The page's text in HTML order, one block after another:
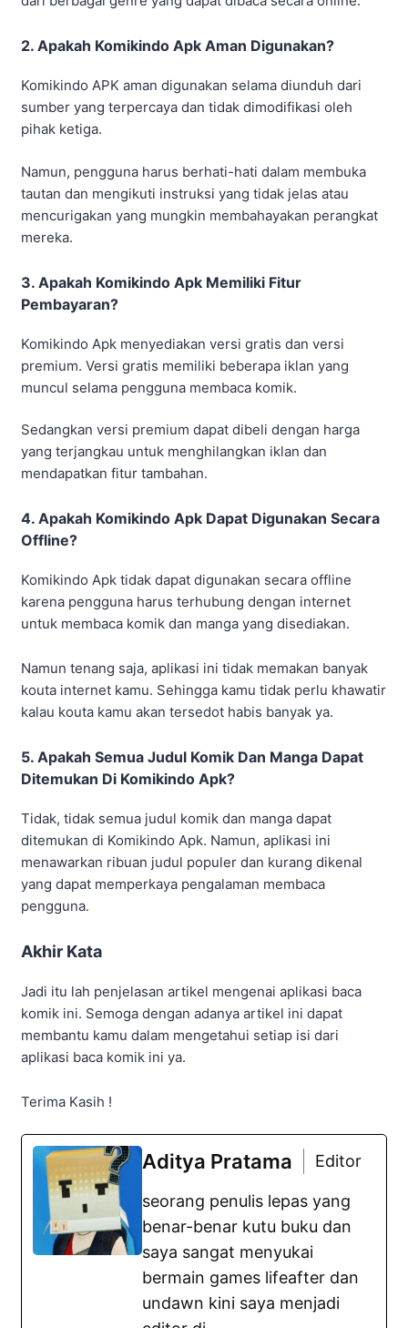
2. Apakah Komikindo Apk Aman Digunakan?
Komikindo APK aman digunakan selama diunduh dari
sumber yang terpercaya dan tidak dimodifikasi oleh
pihak ketiga.
Namun, pengguna harus berhati-hati dalam membuka
tautan dan mengikuti instruksi yang tidak jelas atau
mencurigakan yang mungkin membahayakan perangkat
mereka.
3. Apakah Komikindo Apk Memiliki Fitur
Pembayaran?
Komikindo Apk menyediakan versi gratis dan versi
premium. Versi gratis memiliki beberapa iklan yang
muncul selama pengguna membaca komik.
Sedangkan versi premium dapat dibeli dengan harga
yang terjangkau untuk menghilangkan iklan dan
mendapatkan fitur tambahan.
4. Apakah Komikindo Apk Dapat Digunakan Secara
Offline?
Komikindo Apk tidak dapat digunakan secara offline
karena pengguna harus terhubung dengan internet
untuk membaca komik dan manga yang disediakan.
Namun tenang saja, aplikasi ini tidak memakan banyak
kouta internet kamu. Sehingga kamu tidak perlu khawatir
kalau kouta kamu akan tersedot habis banyak ya.
5. Apakah Semua Judul Komik Dan Manga Dapat
Ditemukan Di Komikindo Apk?
Tidak, tidak semua judul komik dan manga dapat
ditemukan di Komikindo Apk. Namun, aplikasi ini
menawarkan ribuan judul populer dan kurang dikenal
yang dapat memperkaya pengalaman membaca
pengguna.
Akhir Kata
Jadi itu lah penjelasan artikel mengenai aplikasi baca
komik ini. Semoga dengan adanya artikel ini dapat
membantu kamu dalam mengetahui setiap isi dari
aplikasi baca komik ini ya.
Terima Kasih !
Aditya Pratama Editor
seorang penulis lepas yang
benar-benar kutu buku dan
saya sangat menyukai
bermain games lifeafter dan
undawn kini saya menjadi